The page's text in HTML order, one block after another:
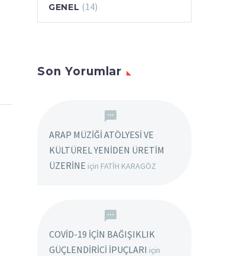
GENEL (14)
Son Yorumlar
ARAP MÜZİĞİ ATÖLYESİ VE
KÜLTÜREL YENİDEN ÜRETİM
ÜZERİNE için FATİH KARAGÖZ
COVİD-19 İÇİN BAĞIŞIKLIK
GÜÇLENDİRİCİ İPUÇLARI için